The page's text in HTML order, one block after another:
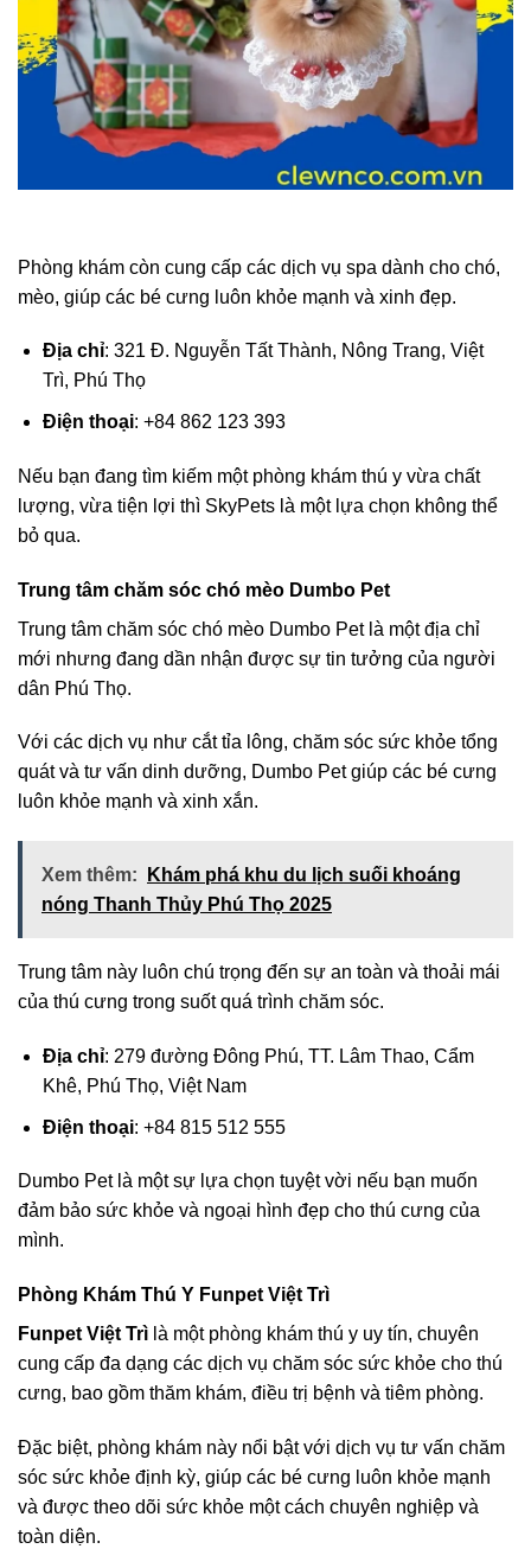
Phòng khám còn cung cấp các dịch vụ spa dành cho chó,
mèo, giúp các bé cưng luôn khỏe mạnh và xinh đẹp.
Địa chỉ: 321 Đ. Nguyễn Tất Thành, Nông Trang, Việt
Trì, Phú Thọ
Điện thoại: +84 862 123 393
Nếu bạn đang tìm kiếm một phòng khám thú y vừa chất
lượng, vừa tiện lợi thì SkyPets là một lựa chọn không thể
bỏ qua.
Trung tâm chăm sóc chó mèo Dumbo Pet
Trung tâm chăm sóc chó mèo Dumbo Pet là một địa chỉ
mới nhưng đang dần nhận được sự tin tưởng của người
dân Phú Thọ.
Với các dịch vụ như cắt tỉa lông, chăm sóc sức khỏe tổng
quát và tư vấn dinh dưỡng, Dumbo Pet giúp các bé cưng
luôn khỏe mạnh và xinh xắn.
Xem thêm:
Khám phá khu du lịch suối khoáng
nóng Thanh Thủy Phú Thọ 2025
Trung tâm này luôn chú trọng đến sự an toàn và thoải mái
của thú cưng trong suốt quá trình chăm sóc.
Địa chỉ: 279 đường Đông Phú, TT. Lâm Thao, Cẩm
Khê, Phú Thọ, Việt Nam
Điện thoại: +84 815 512 555
Dumbo Pet là một sự lựa chọn tuyệt vời nếu bạn muốn
đảm bảo sức khỏe và ngoại hình đẹp cho thú cưng của
mình.
Phòng Khám Thú Y Funpet Việt Trì
Funpet Việt Trì là một phòng khám thú y uy tín, chuyên
cung cấp đa dạng các dịch vụ chăm sóc sức khỏe cho thú
cưng, bao gồm thăm khám, điều trị bệnh và tiêm phòng.
Đặc biệt, phòng khám này nổi bật với dịch vụ tư vấn chăm
sóc sức khỏe định kỳ, giúp các bé cưng luôn khỏe mạnh
và được theo dõi sức khỏe một cách chuyên nghiệp và
toàn diện.